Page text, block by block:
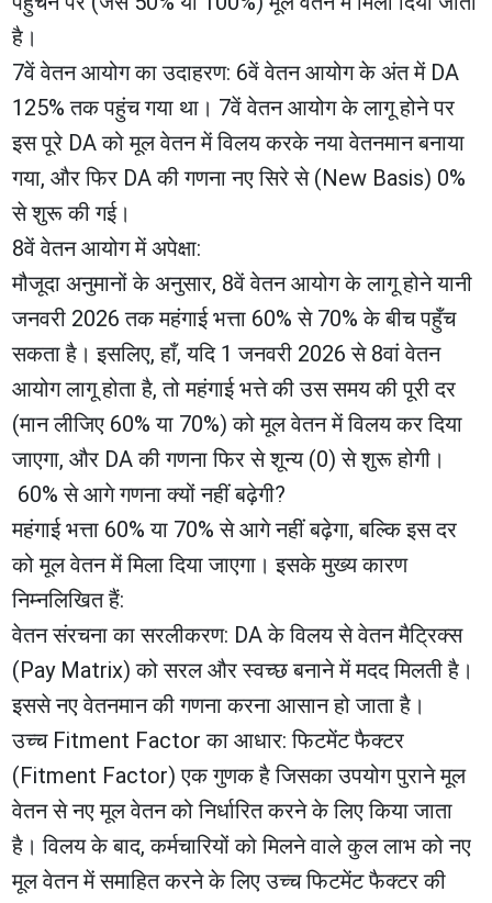
है।
​7वें वेतन आयोग का उदाहरण: 6वें वेतन आयोग के अंत में DA
125% तक पहुंच गया था। 7वें वेतन आयोग के लागू होने पर
इस पूरे DA को मूल वेतन में विलय करके नया वेतनमान बनाया
गया, और फिर DA की गणना नए सिरे से (New Basis) 0%
से शुरू की गई।
​8वें वेतन आयोग में अपेक्षा:
मौजूदा अनुमानों के अनुसार, 8वें वेतन आयोग के लागू होने यानी
जनवरी 2026 तक महंगाई भत्ता 60% से 70% के बीच पहुँच
सकता है। इसलिए, हाँ, यदि 1 जनवरी 2026 से 8वां वेतन
आयोग लागू होता है, तो महंगाई भत्ते की उस समय की पूरी दर
(मान लीजिए 60% या 70%) को मूल वेतन में विलय कर दिया
जाएगा, और DA की गणना फिर से शून्य (0) से शुरू होगी।
​ 60% से आगे गणना क्यों नहीं बढ़ेगी?
​महंगाई भत्ता 60% या 70% से आगे नहीं बढ़ेगा, बल्कि इस दर
को मूल वेतन में मिला दिया जाएगा। इसके मुख्य कारण
निम्नलिखित हैं:
​वेतन संरचना का सरलीकरण: DA के विलय से वेतन मैट्रिक्स
(Pay Matrix) को सरल और स्वच्छ बनाने में मदद मिलती है।
इससे नए वेतनमान की गणना करना आसान हो जाता है।
​उच्च Fitment Factor का आधार: फिटमेंट फैक्टर
(Fitment Factor) एक गुणक है जिसका उपयोग पुराने मूल
वेतन से नए मूल वेतन को निर्धारित करने के लिए किया जाता
है। विलय के बाद, कर्मचारियों को मिलने वाले कुल लाभ को नए
मूल वेतन में समाहित करने के लिए उच्च फिटमेंट फैक्टर की